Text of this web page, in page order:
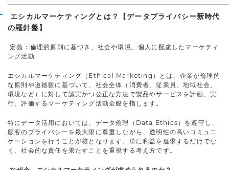
エシカルマーケティングとは？【データプライバシー新時代
の羅針盤】
定義：倫理的原則に基づき、社会や環境、個人に配慮したマーケティ
ング活動
エシカルマーケティング（Ethical Marketing）とは、企業が倫理的
な原則や道徳観に基づいて、社会全体（消費者、従業員、地域社会、
環境など）に対して誠実かつ公正な方法で製品やサービスを計画、実
行、評価するマーケティング活動全般を指します。
特にデータ活用においては、データ倫理（Data Ethics）を遵守し、
顧客のプライバシーを最大限に尊重しながら、透明性の高いコミュニ
ケーションを行うことが核となります。単に利益を追求するだけでな
く、社会的な責任を果たすことを重視する考え方です。